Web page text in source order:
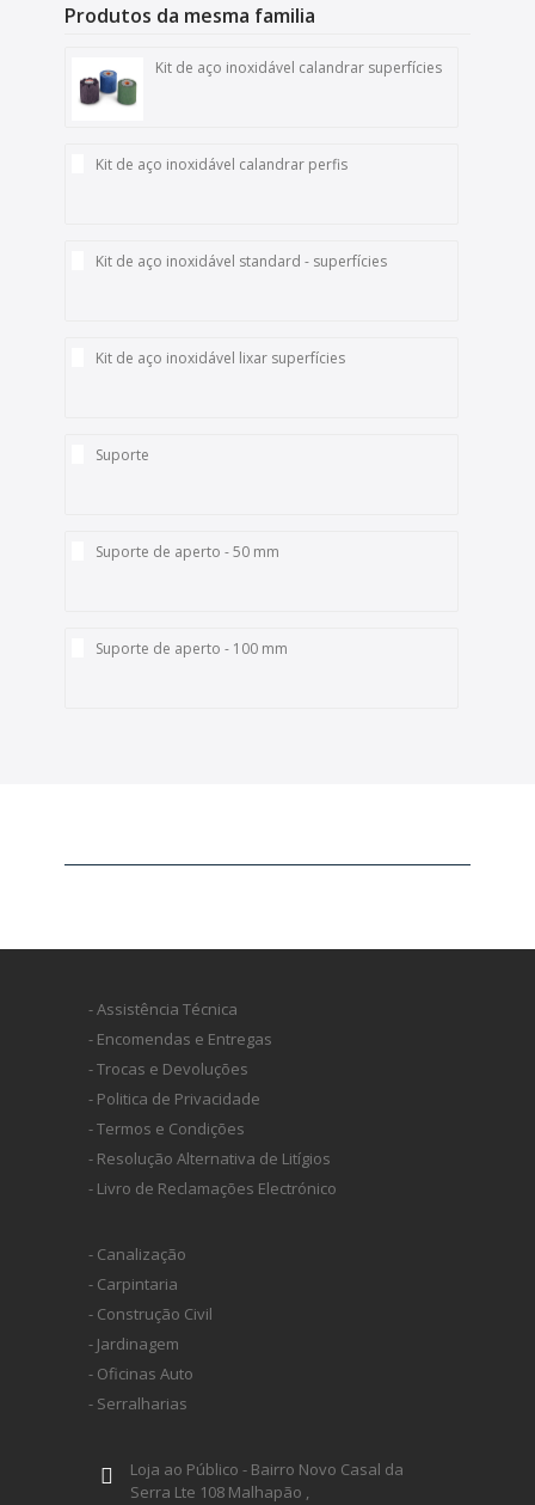
Produtos da mesma familia
Kit de aço inoxidável calandrar superfícies
Kit de aço inoxidável calandrar perfis
Kit de aço inoxidável standard - superfícies
Kit de aço inoxidável lixar superfícies
Suporte
Suporte de aperto - 50 mm
Suporte de aperto - 100 mm
- Assistência Técnica
- Encomendas e Entregas
- Trocas e Devoluções
- Politica de Privacidade
- Termos e Condições
- Resolução Alternativa de Litígios
- Livro de Reclamações Electrónico
- Canalização
- Carpintaria
- Construção Civil
- Jardinagem
- Oficinas Auto
- Serralharias
Loja ao Público - Bairro Novo Casal da
Serra Lte 108 Malhapão ,